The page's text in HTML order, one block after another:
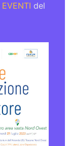
EVENTI del